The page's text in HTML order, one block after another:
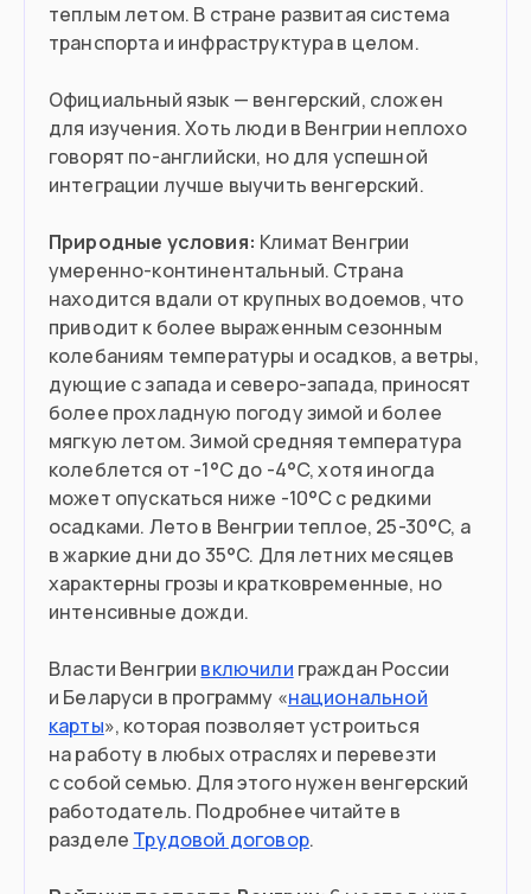
Вы работаете удаленно
Вы высококвалифицированный
специалист
Вы пенсионер и иметее на счету
Имеете венгерские корни
Въезд в страну
Документ Загранпаспорт
Виза Нужна виза
теплым летом. В стране развитая система
транспорта и инфраструктура в целом.
Официальный язык — венгерский, сложен
для изучения. Хоть люди в Венгрии неплохо
говорят по-английски, но для успешной
интеграции лучше выучить венгерский.
Природные условия: Климат Венгрии
умеренно-континентальный. Страна
находится вдали от крупных водоемов, что
приводит к более выраженным сезонным
колебаниям температуры и осадков, а ветры,
дующие с запада и северо-запада, приносят
более прохладную погоду зимой и более
мягкую летом. Зимой средняя температура
колеблется от -1°C до -4°C, хотя иногда
может опускаться ниже -10°C с редкими
осадками. Лето в Венгрии теплое, 25-30°C, а
в жаркие дни до 35°C. Для летних месяцев
характерны грозы и кратковременные, но
интенсивные дожди.
Власти Венгрии включили граждан России
и Беларуси в программу «национальной
карты», которая позволяет устроиться
на работу в любых отраслях и перевезти
с собой семью. Для этого нужен венгерский
работодатель. Подробнее читайте в
разделе Трудовой договор.